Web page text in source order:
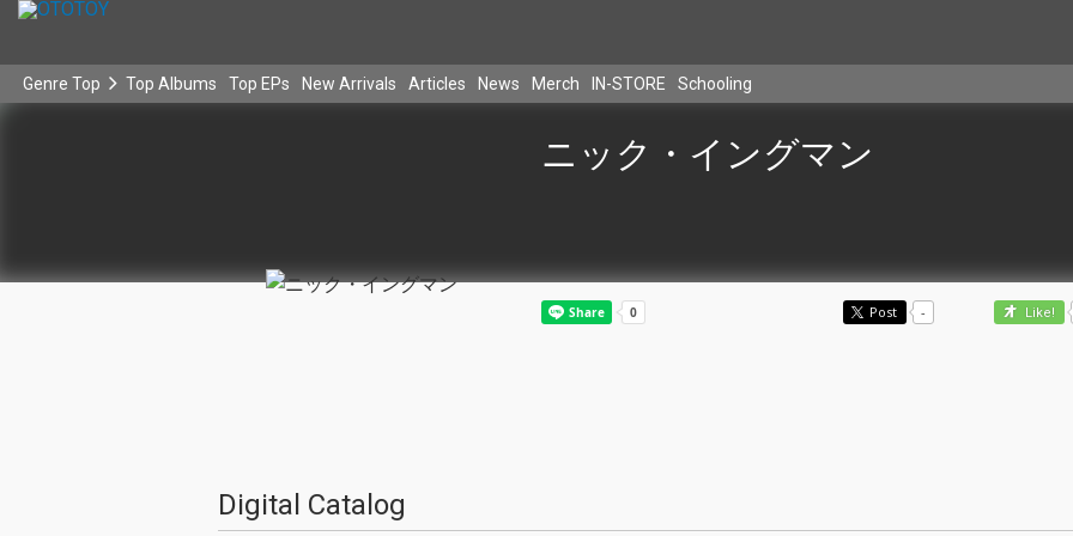
Genre Top Top Albums Top EPs New Arrivals Articles News Merch IN-STORE Schooling
ニック・イングマン
Post - Like!
Digital Catalog